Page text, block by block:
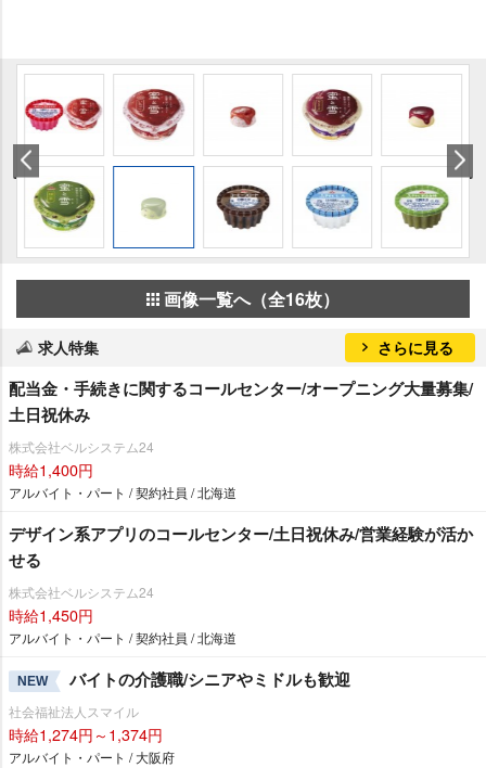
画像一覧へ（全16枚）
求人特集 さらに見る
配当金・手続きに関するコールセンター/オープニング大量募集/
土日祝休み
株式会社ベルシステム24
時給1,400円
アルバイト・パート / 契約社員 / 北海道
デザイン系アプリのコールセンター/土日祝休み/営業経験が活か
せる
株式会社ベルシステム24
時給1,450円
アルバイト・パート / 契約社員 / 北海道
NEW バイトの介護職/シニアやミドルも歓迎
社会福祉法人スマイル
時給1,274円～1,374円
アルバイト・パート / 大阪府